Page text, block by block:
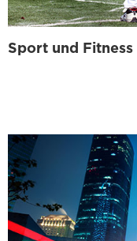
Sport und Fitness